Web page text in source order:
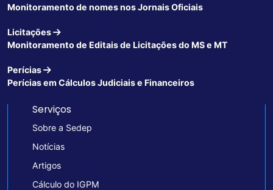
Monitoramento de nomes nos Jornais Oficiais
Licitações
Monitoramento de Editais de Licitações do MS e MT
Perícias
Perícias em Cálculos Judiciais e Financeiros
Serviços
Sobre a Sedep
Notícias
Artigos
Cálculo do IGPM